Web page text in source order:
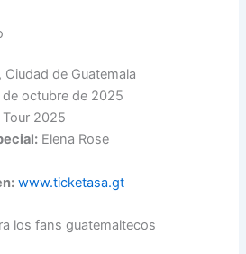
Ciudad de Guatemala
octubre de 2025
2025
Elena Rose
www.ticketasa.gt
los fans guatemaltecos